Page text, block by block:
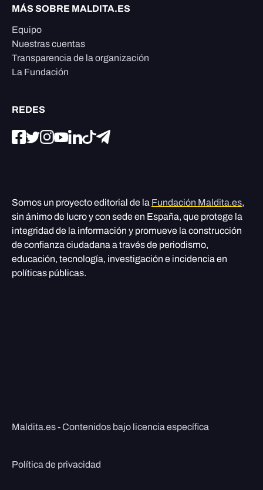
MÁS SOBRE MALDITA.ES
Equipo
Nuestras cuentas
Transparencia de la organización
La Fundación
REDES
Somos un proyecto editorial de la Fundación Maldita.es,
sin ánimo de lucro y con sede en España, que protege la
integridad de la información y promueve la construcción
de confianza ciudadana a través de periodismo,
educación, tecnología, investigación e incidencia en
políticas públicas.
Maldita.es - Contenidos bajo licencia específica
Política de privacidad